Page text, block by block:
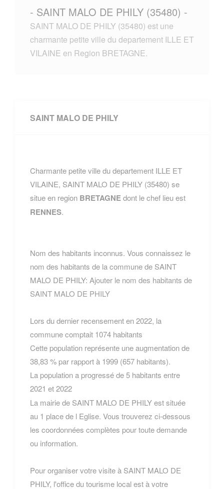
- SAINT MALO DE PHILY (35480) -
SAINT MALO DE PHILY (35480) est une
charmante petite ville du departement ILLE ET
VILAINE en Region BRETAGNE.
SAINT MALO DE PHILY
Charmante petite ville du departement ILLE ET
VILAINE, SAINT MALO DE PHILY (35480) se
situe en region BRETAGNEdont le chef lieu est
RENNES.
Nom des habitants inconnus. Vous connaissez le
nom des habitants de la commune de SAINT
MALO DE PHILY: Ajouter le nom des habitants de
SAINT MALO DE PHILY
Lors du dernier recensement en 2022, la
commune comptait 1074 habitants
Cette population représente une augmentation de
38,83 % par rapport à 1999 (657 habitants).
La population a progressé de 5 habitants entre
2021 et 2022
La mairie de SAINT MALO DE PHILY est située
au 1 place de l Eglise. Vous trouverez ci-dessous
les coordonnées complètes pour toute demande
ou information.
Pour organiser votre visite à SAINT MALO DE
PHILY, l'office du tourisme local est à votre